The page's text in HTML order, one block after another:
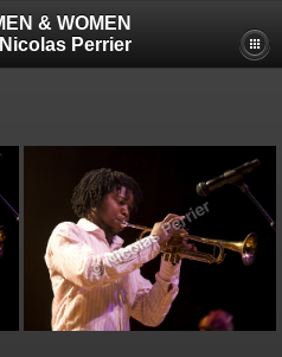
& WOMEN
Perrier